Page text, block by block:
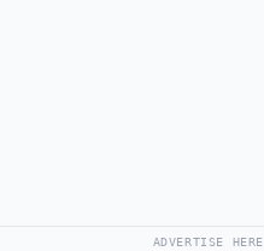
ADVERTISE HERE